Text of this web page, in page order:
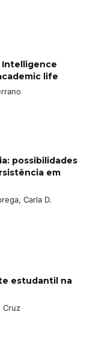
Intelligence
life
possibilidades
em
Carla D.
estudantil na
Cruz